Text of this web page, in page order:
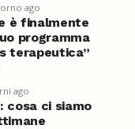
ago
è finalmente
programma
terapeutica”
ago
cosa ci siamo